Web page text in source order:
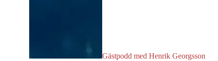
Gästpodd med Henrik Georgsson